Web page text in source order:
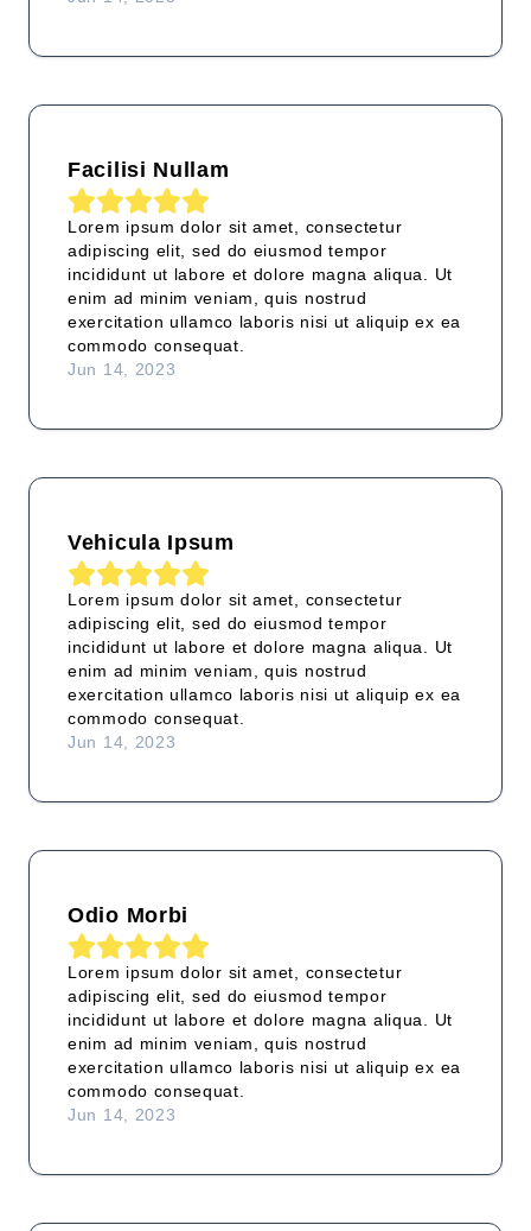
Facilisi Nullam
Lorem ipsum dolor sit amet, consectetur
adipiscing elit, sed do eiusmod tempor
incididunt ut labore et dolore magna aliqua. Ut
enim ad minim veniam, quis nostrud
exercitation ullamco laboris nisi ut aliquip ex ea
commodo consequat.
Jun 14, 2023
Vehicula Ipsum
Lorem ipsum dolor sit amet, consectetur
adipiscing elit, sed do eiusmod tempor
incididunt ut labore et dolore magna aliqua. Ut
enim ad minim veniam, quis nostrud
exercitation ullamco laboris nisi ut aliquip ex ea
commodo consequat.
Jun 14, 2023
Odio Morbi
Lorem ipsum dolor sit amet, consectetur
adipiscing elit, sed do eiusmod tempor
incididunt ut labore et dolore magna aliqua. Ut
enim ad minim veniam, quis nostrud
exercitation ullamco laboris nisi ut aliquip ex ea
commodo consequat.
Jun 14, 2023